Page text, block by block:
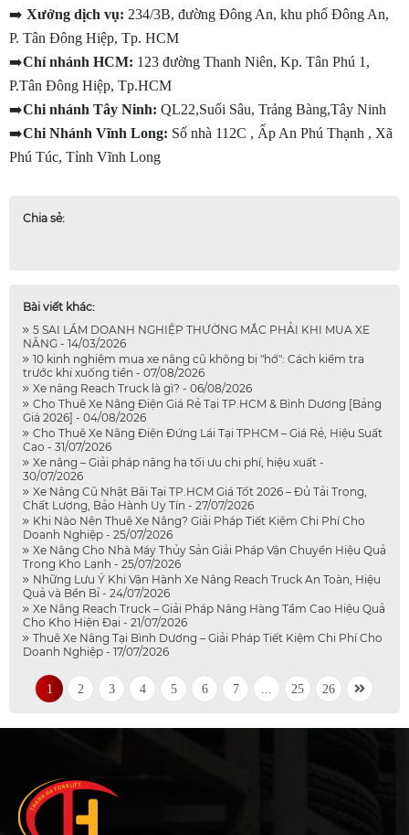
➡️ Xưởng dịch vụ: 234/3B, đường Đông An, khu phố Đông An,
P. Tân Đông Hiệp, Tp. HCM
➡️Chí nhánh HCM: 123 đường Thanh Niên, Kp. Tân Phú 1,
P.Tân Đông Hiệp, Tp.HCM
➡️Chi nhánh Tây Ninh: QL22,Suối Sâu, Trảng Bàng,Tây Ninh
➡️Chi Nhánh Vĩnh Long: Số nhà 112C , Ấp An Phú Thạnh , Xã
Phú Túc, Tỉnh Vĩnh Long
Chia sẻ:
Bài viết khác:
5 SAI LẦM DOANH NGHIỆP THƯỜNG MẮC PHẢI KHI MUA XE
NÂNG - 14/03/2026
10 kinh nghiệm mua xe nâng cũ không bị "hớ": Cách kiểm tra
trước khi xuống tiền - 07/08/2026
Xe nâng Reach Truck là gì? - 06/08/2026
Cho Thuê Xe Nâng Điện Giá Rẻ Tại TP.HCM & Bình Dương [Bảng
Giá 2026] - 04/08/2026
Cho Thuê Xe Nâng Điện Đứng Lái Tại TPHCM – Giá Rẻ, Hiệu Suất
Cao - 31/07/2026
Xe nâng – Giải pháp nâng hạ tối ưu chi phí, hiệu xuất -
30/07/2026
Xe Nâng Cũ Nhật Bãi Tại TP.HCM Giá Tốt 2026 – Đủ Tải Trọng,
Chất Lượng, Bảo Hành Uy Tín - 27/07/2026
Khi Nào Nên Thuê Xe Nâng? Giải Pháp Tiết Kiệm Chi Phí Cho
Doanh Nghiệp - 25/07/2026
Xe Nâng Cho Nhà Máy Thủy Sản Giải Pháp Vận Chuyển Hiệu Quả
Trong Kho Lạnh - 25/07/2026
Những Lưu Ý Khi Vận Hành Xe Nâng Reach Truck An Toàn, Hiệu
Quả và Bền Bỉ - 24/07/2026
Xe Nâng Reach Truck – Giải Pháp Nâng Hàng Tầm Cao Hiệu Quả
Cho Kho Hiện Đại - 21/07/2026
Thuê Xe Nâng Tại Bình Dương – Giải Pháp Tiết Kiệm Chi Phí Cho
Doanh Nghiệp - 17/07/2026
1 2 3 4 5 6 7 25 26